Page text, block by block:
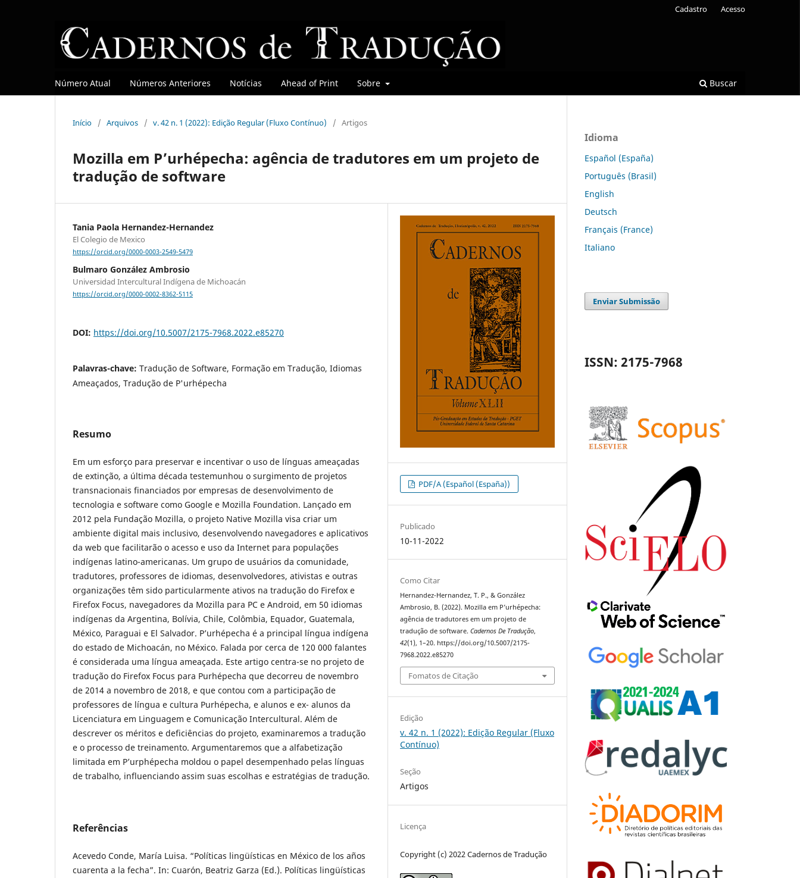
Número Atual Números Anteriores Notícias Ahead of Print Sobre Buscar
Cadastro Acesso
Início / Arquivos / v. 42 n. 1 (2022): Edição Regular (Fluxo Contínuo) / Artigos
Mozilla em P’urhépecha: agência de tradutores em um projeto de
tradução de software
Tania Paola Hernandez-Hernandez
El Colegio de Mexico
https://orcid.org/0000-0003-2549-5479
Bulmaro González Ambrosio
Universidad Intercultural Indígena de Michoacán
https://orcid.org/0000-0002-8362-5115
DOI: https://doi.org/10.5007/2175-7968.2022.e85270
Palavras-chave: Tradução de Software, Formação em Tradução, Idiomas
Ameaçados, Tradução de P'urhépecha
Resumo
Em um esforço para preservar e incentivar o uso de línguas ameaçadas
de extinção, a última década testemunhou o surgimento de projetos
transnacionais financiados por empresas de desenvolvimento de
tecnologia e software como Google e Mozilla Foundation. Lançado em
2012 pela Fundação Mozilla, o projeto Native Mozilla visa criar um
ambiente digital mais inclusivo, desenvolvendo navegadores e aplicativos
da web que facilitarão o acesso e uso da Internet para populações
indígenas latino-americanas. Um grupo de usuários da comunidade,
tradutores, professores de idiomas, desenvolvedores, ativistas e outras
organizações têm sido particularmente ativos na tradução do Firefox e
Firefox Focus, navegadores da Mozilla para PC e Android, em 50 idiomas
indígenas da Argentina, Bolívia, Chile, Colômbia, Equador, Guatemala,
México, Paraguai e El Salvador. P’urhépecha é a principal língua indígena
do estado de Michoacán, no México. Falada por cerca de 120 000 falantes
é considerada uma língua ameaçada. Este artigo centra-se no projeto de
tradução do Firefox Focus para Purhépecha que decorreu de novembro
de 2014 a novembro de 2018, e que contou com a participação de
professores de língua e cultura Purhépecha, e alunos e ex- alunos da
Licenciatura em Linguagem e Comunicação Intercultural. Além de
descrever os méritos e deficiências do projeto, examinaremos a tradução
e o processo de treinamento. Argumentaremos que a alfabetização
limitada em P’urphépecha moldou o papel desempenhado pelas línguas
de trabalho, influenciando assim suas escolhas e estratégias de tradução.
Referências
Acevedo Conde, María Luisa. “Políticas lingüísticas en México de los años
cuarenta a la fecha”. In: Cuarón, Beatriz Garza (Ed.). Políticas lingüísticas
PDF/A (Español (España))
Publicado
10-11-2022
Como Citar
Hernandez-Hernandez, T. P., & González
Ambrosio, B. (2022). Mozilla em P’urhépecha:
agência de tradutores em um projeto de
tradução de software.Cadernos De Tradução,
42(1), 1–20. https://doi.org/10.5007/2175-
7968.2022.e85270
Fomatos de Citação
Edição
v. 42 n. 1 (2022): Edição Regular (Fluxo
Contínuo)
Seção
Artigos
Licença
Copyright (c) 2022 Cadernos de Tradução
Idioma
Español (España)
Português (Brasil)
English
Deutsch
Français (France)
Italiano
Enviar Submissão
ISSN: 2175-7968